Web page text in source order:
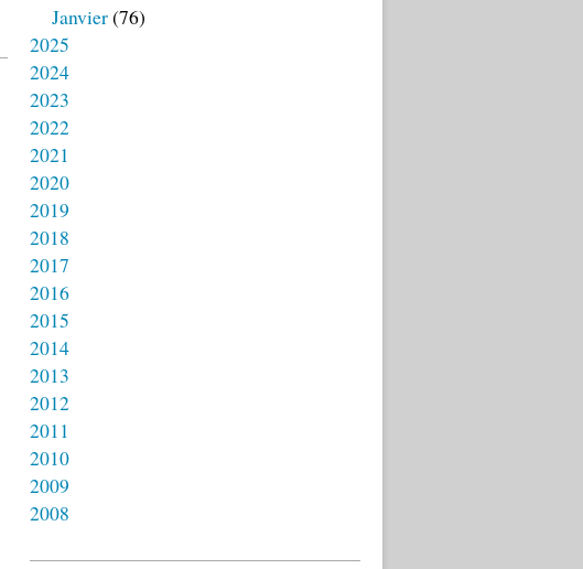
Janvier(76)
2025
2024
2023
2022
2021
2020
2019
2018
2017
2016
2015
2014
2013
2012
2011
2010
2009
2008